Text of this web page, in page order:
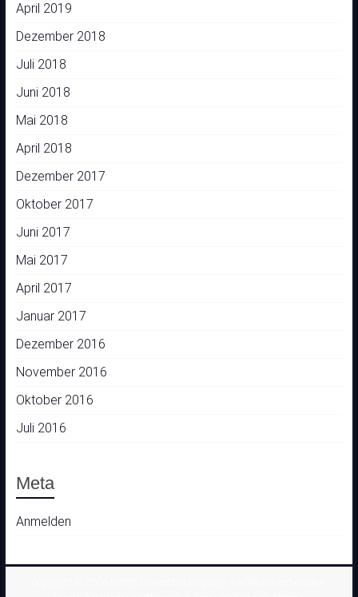
April 2019
Dezember 2018
Juli 2018
Juni 2018
Mai 2018
April 2018
Dezember 2017
Oktober 2017
Juni 2017
Mai 2017
April 2017
Januar 2017
Dezember 2016
November 2016
Oktober 2016
Juli 2016
Meta
Anmelden